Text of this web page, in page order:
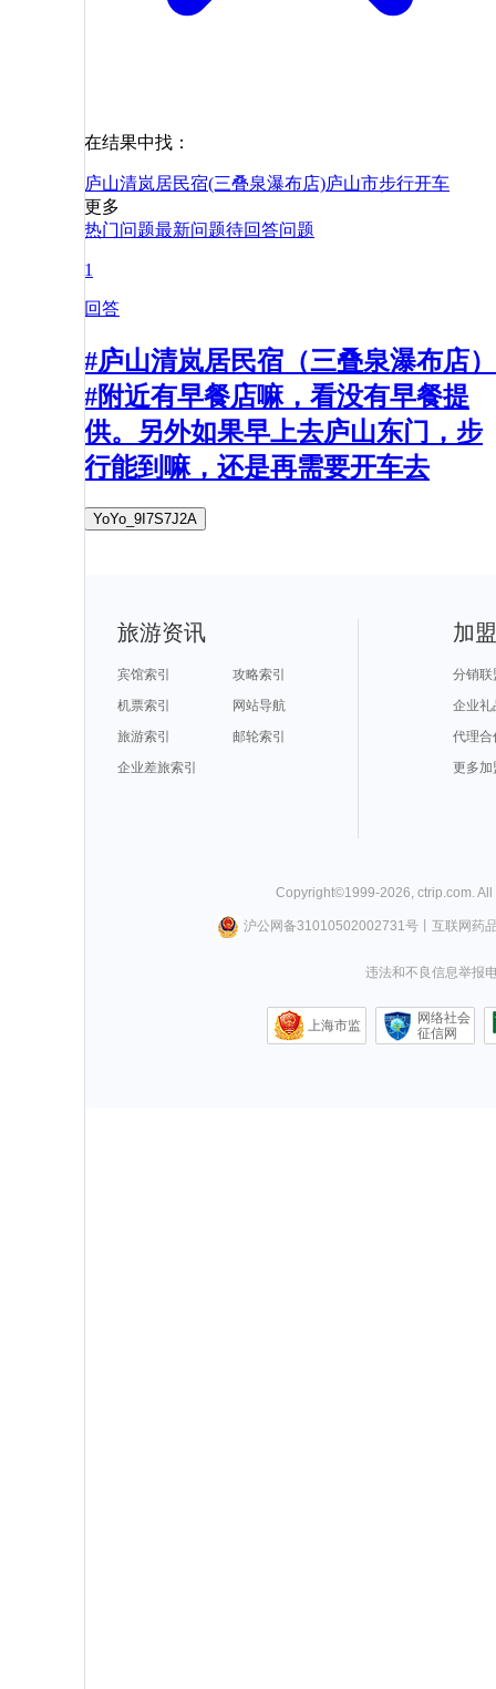
在结果中找：
庐山清岚居民宿(三叠泉瀑布店)庐山市步行开车
更多
热门问题最新问题待回答问题
1
回答
#庐山清岚居民宿（三叠泉瀑布店）
#附近有早餐店嘛，看没有早餐提
供。另外如果早上去庐山东门，步
行能到嘛，还是再需要开车去
YoYo_9I7S7J2A
旅游资讯
宾馆索引
攻略索引
机票索引
网站导航
旅游索引
邮轮索引
企业差旅索引
加
分销联
企业礼
代理合
更多加
Copyright©1999-2026 ctrip.com .
沪公网备31010502002731号丨 互联网药
违法和不良信息举报
上海市监
网络社会
征信网